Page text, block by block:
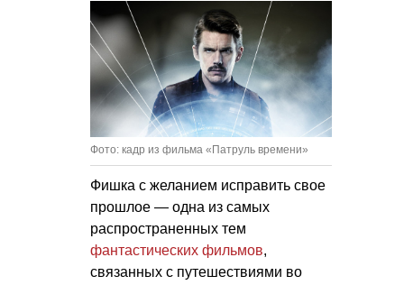
Фото: кадр из фильма «Патруль времени»
Фишка с желанием исправить свое
прошлое — одна из самых
распространенных тем
фантастических фильмов,
связанных с путешествиями во